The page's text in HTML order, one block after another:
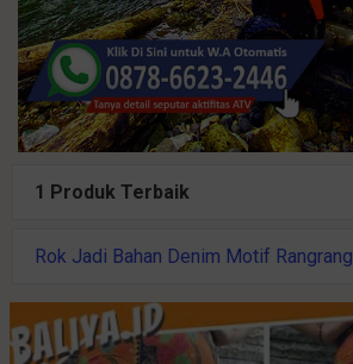
1 Produk Terbaik
Rok Jadi Bahan Denim Motif Rangrang